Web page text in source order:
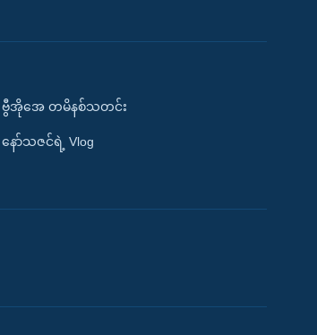
ဗွီအိုအေ တမိနစ်သတင်း
နော်သဇင်ရဲ့ Vlog